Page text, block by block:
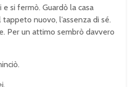
si fermò. Guardò la casa
nuovo, l’assenza di sé.
Per un attimo sembrò davvero